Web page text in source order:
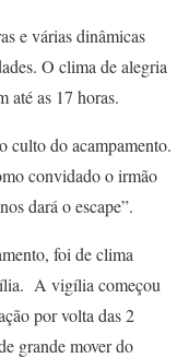
e várias dinâmicas
O clima de alegria
até as 17 horas.
culto do acampamento.
convidado o irmão
dará o escape”.
foi de clima
A vigília começou
por volta das 2
grande mover do